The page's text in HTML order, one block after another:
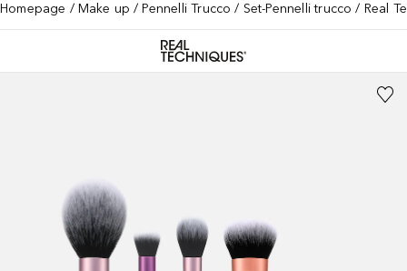
Homepage Make up Pennelli Trucco Set-Pennelli trucco Real